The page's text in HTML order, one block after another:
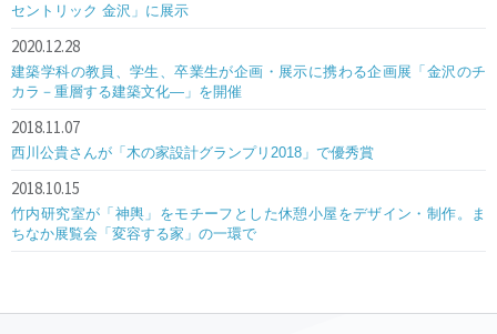
セントリック 金沢」に展示
2020.12.28
建築学科の教員、学生、卒業生が企画・展示に携わる企画展「金沢のチ
カラ－重層する建築文化―」を開催
2018.11.07
西川公貴さんが「木の家設計グランプリ2018」で優秀賞
2018.10.15
竹内研究室が「神輿」をモチーフとした休憩小屋をデザイン・制作。ま
ちなか展覧会「変容する家」の一環で